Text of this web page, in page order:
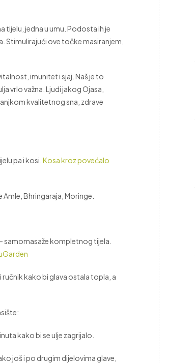
tijelu, jedna u umu. Podosta ih je
Stimulirajući ove točke masiranjem,
imunitet i sjaj. Naš je to
vrlo važna. Ljudi jakog Ojasa,
kvalitetnog sna, zdrave
pa i kosi. Kosa kroz povećalo
Bhringaraja, Moringe.
samomasaže kompletnog tijela.
kako bi glava ostala topla, a
kako bi se ulje zagrijalo.
još i po drugim dijelovima glave,